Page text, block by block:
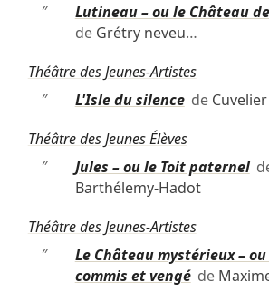
″
Lutineau – ou le Château
de Grétry neveu…
Théâtre des Jeunes-Artistes
″
L'Isle du silencede
Théâtre des Jeunes Élèves
″
Jules – ou le Toit paternel
Barthélemy-Hadot
Théâtre des Jeunes-Artistes
″
Le Château mystérieux –
commis et vengéde